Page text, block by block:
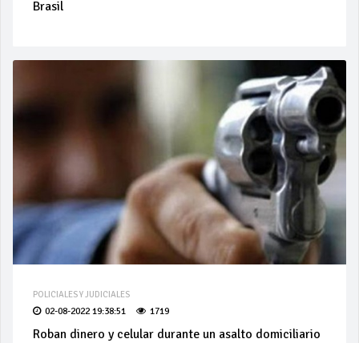
Brasil
POLICIALES Y JUDICIALES
02-08-2022 19:38:51 1719
Roban dinero y celular durante un asalto domiciliario